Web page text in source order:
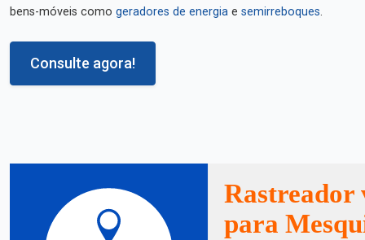
bens-móveis como geradores de energia e semirreboques.
Consulte agora!
Rastreador
para